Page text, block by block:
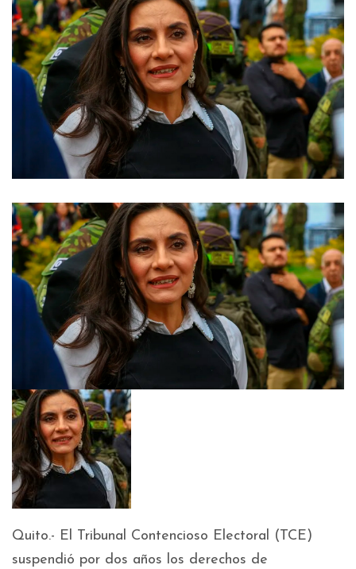
Quito.- El Tribunal Contencioso Electoral (TCE)
suspendió por dos años los derechos de